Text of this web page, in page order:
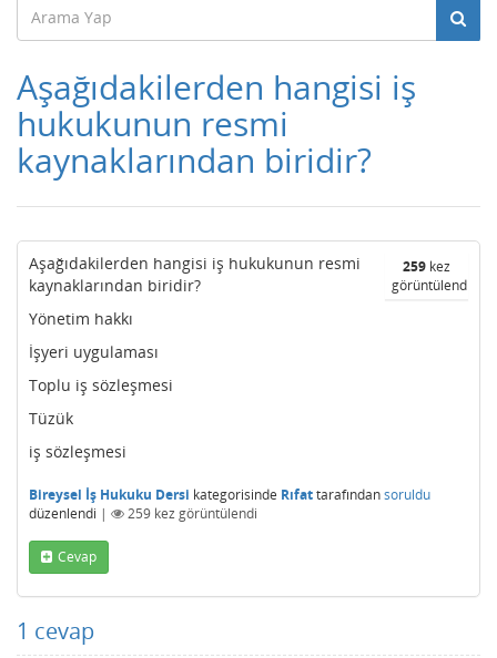
Aşağıdakilerden hangisi iş
hukukunun resmi
kaynaklarından biridir?
259 kez
görüntülendi
Aşağıdakilerden hangisi iş hukukunun resmi
kaynaklarından biridir?
Yönetim hakkı
İşyeri uygulaması
Toplu iş sözleşmesi
Tüzük
iş sözleşmesi
Bireysel İş Hukuku Dersi kategorisinde Rıfattarafındansoruldu
düzenlendi | 259 kez görüntülendi
Cevap
1 cevap